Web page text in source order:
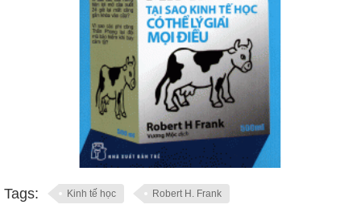
Tags: Kinh tế học Robert H. Frank